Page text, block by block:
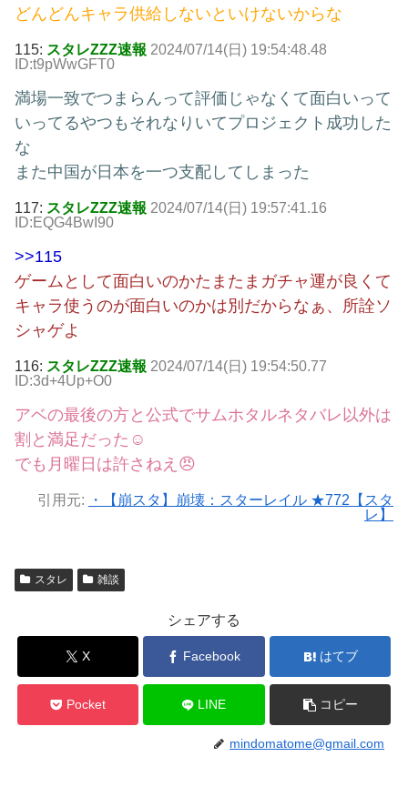
どんどんキャラ供給しないといけないからな
115: スタレZZZ速報 2024/07/14(日) 19:54:48.48
ID:t9pWwGFT0
満場一致でつまらんって評価じゃなくて面白いって
いってるやつもそれなりいてプロジェクト成功した
な
また中国が日本を一つ支配してしまった
117: スタレZZZ速報 2024/07/14(日) 19:57:41.16
ID:EQG4BwI90
>>115
ゲームとして面白いのかたまたまガチャ運が良くて
キャラ使うのが面白いのかは別だからなぁ、所詮ソ
シャゲよ
116: スタレZZZ速報 2024/07/14(日) 19:54:50.77
ID:3d+4Up+O0
アベの最後の方と公式でサムホタルネタバレ以外は
割と満足だった☺
でも月曜日は許さねえ😠
引用元:
・【崩スタ】崩壊：スターレイル ★772【スタ
レ】
スタレ 雑談
シェアする
X Facebook はてブ
Pocket LINE コピー
mindomatome@gmail.com